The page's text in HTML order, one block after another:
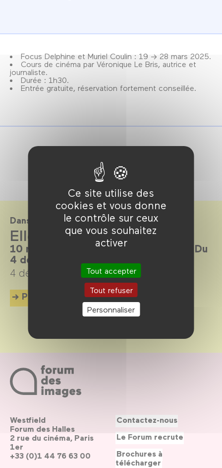
Ce site utilise des
cookies et vous donne
le contrôle sur ceux
que vous souhaitez
activer
Tout accepter
Tout refuser
Personnaliser
Focus Delphine et Muriel Coulin : 19 → 28 mars 2025.
Cours de cinéma par Véronique Le Bris, autrice et
journaliste.
Durée : 1h30.
Entrée gratuite, réservation fortement conseillée.
Dans le cadre de
Elles sont là pour rester
10 réalisatrices aujourd’hui en France. Du
4 décembre 2024 au 6 avril 2025.
4 décembre 2024 → 6 avril 2025
Plus d'info
Westfield
Forum des Halles
2 rue du cinéma, Paris
1er
+33 (0)1 44 76 63 00
Contactez-nous
Le Forum recrute
Brochures à
télécharger